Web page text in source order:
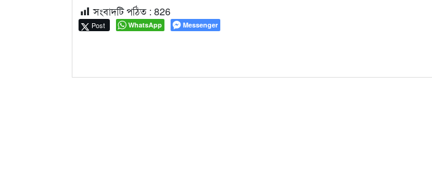
সংবাদটি পঠিত : 826
Post WhatsApp Messenger